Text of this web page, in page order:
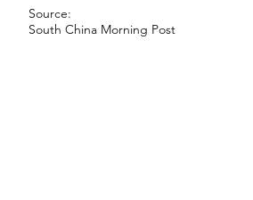
South China Morning Post
Source: